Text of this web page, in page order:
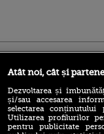
Atât noi, cât și
Dezvoltarea și
și/sau accesarea
selectarea
Utilizarea profilurilor
pentru publicitate